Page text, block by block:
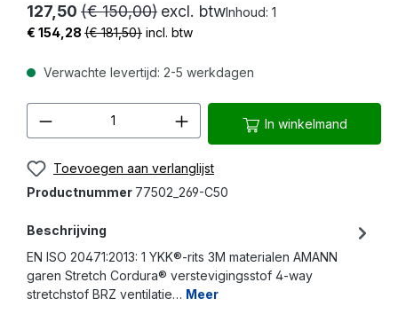
127,50 (€ 150,00) excl. btwInhoud: 1
€ 154,28 (€ 181,50) incl. btw
Verwachte levertijd: 2-5 werkdagen
Producthoeveelheid: Voer de
In winkelmand
Toevoegen aan verlanglijst
Productnummer 77502_269-C50
Beschrijving
EN ISO 20471:2013: 1 YKK®-rits 3M materialen AMANN
garen Stretch Cordura® verstevigingsstof 4-way
stretchstof BRZ ventilatie… Meer